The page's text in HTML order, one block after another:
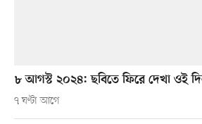
৮ আগস্ট ২০২৪: ছবিতে ফিরে দেখা ওই
৭ ঘণ্টা আগে